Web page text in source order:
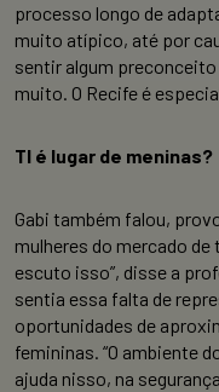
processo longo de
muito atípico, até por
sentir algum
muito. O Recife é
TI é lugar de meninas?
Gabi também falou,
mulheres do mercado de
escuto isso”, disse a
sentia essa falta de
oportunidades de
femininas. “O ambiente
ajuda nisso, na